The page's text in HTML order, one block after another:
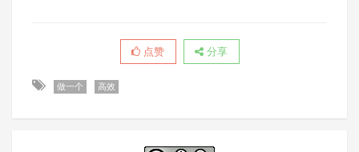
点赞 分享
做一个 高效